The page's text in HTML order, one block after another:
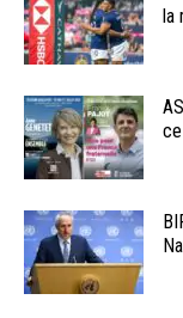
la